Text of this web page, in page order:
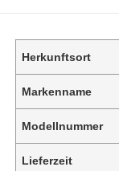
Herkunftsort
Markenname
Modellnummer
Lieferzeit